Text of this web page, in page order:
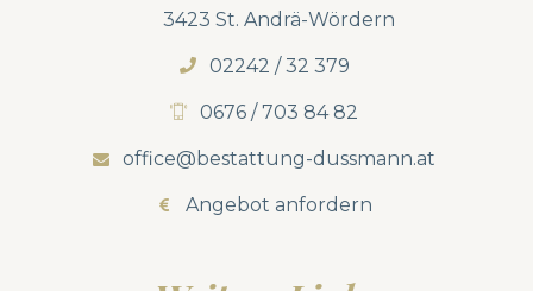
3423 St. Andrä-Wördern
02242 / 32 379
0676 / 703 84 82
office@bestattung-dussmann.at
Angebot anfordern